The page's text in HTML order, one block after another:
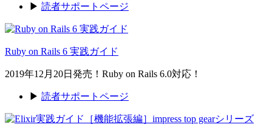
▶ 読者サポートページ
Ruby on Rails 6 実践ガイド
2019年12月20日発売！Ruby on Rails 6.0対応！
▶ 読者サポートページ